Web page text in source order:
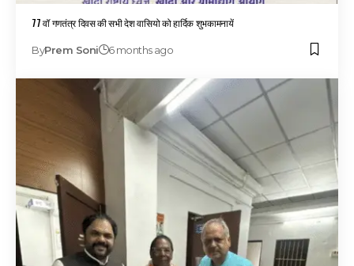
77 वॉ गणतंत्र दिवस की सभी देश वासियो को हार्दिक शुभकामनायें
ByPrem Soni 6 months ago